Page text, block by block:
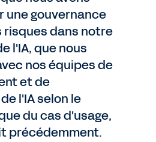
une gouvernance
risques dans notre
l'IA, que nous
nos équipes de
et de
l'IA selon le
du cas d'usage,
précédemment.